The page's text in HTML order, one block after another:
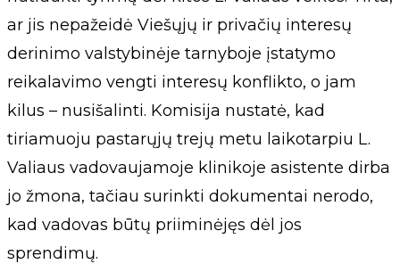
ar jis nepažeidė Viešųjų ir privačių interesų
derinimo valstybinėje tarnyboje įstatymo
reikalavimo vengti interesų konflikto, o jam
kilus – nusišalinti. Komisija nustatė, kad
tiriamuoju pastarųjų trejų metu laikotarpiu L.
Valiaus vadovaujamoje klinikoje asistente dirba
jo žmona, tačiau surinkti dokumentai nerodo,
kad vadovas būtų priiminėjęs dėl jos
sprendimų.